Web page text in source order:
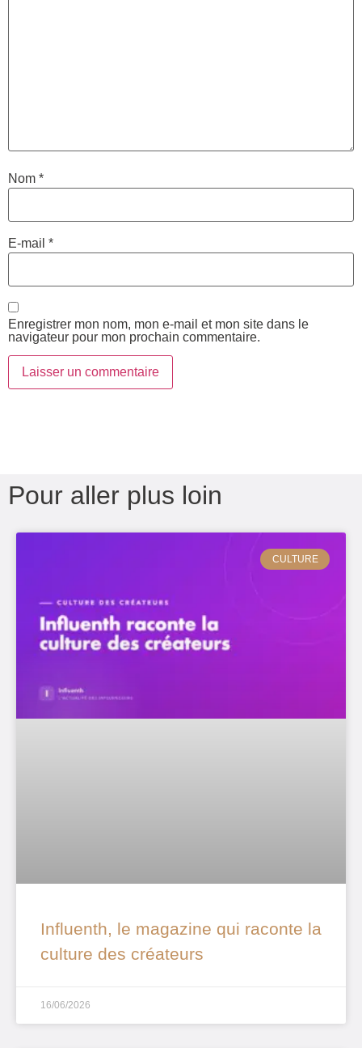
Nom *
E-mail *
Enregistrer mon nom, mon e-mail et mon site dans le
navigateur pour mon prochain commentaire.
Pour aller plus loin
CULTURE
Influenth, le magazine qui raconte la
culture des créateurs
16/06/2026